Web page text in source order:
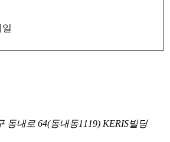
동내로 64(동내동1119) KERIS빌딩